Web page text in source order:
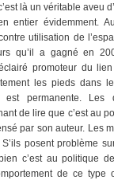
là un véritable aveu
entier évidemment.
utilisation de
qu’il a gagné en
promoteur du
les pieds dans le
est permanente. Les
de lire que c’est au
par son auteur. Les
posent problème
c’est au politique
de ce type